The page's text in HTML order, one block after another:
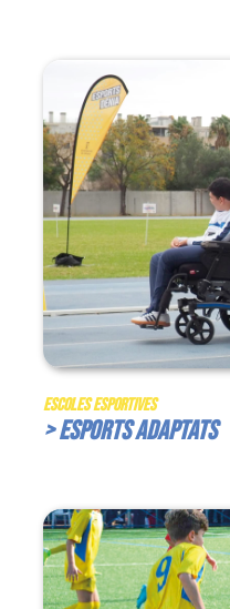
Escoles Esportives
> Esports Adaptats